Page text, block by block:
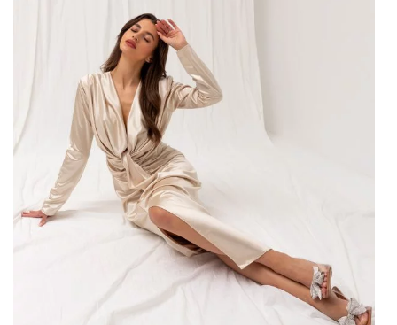
Sukienki swetrowe i dzianinowe są coraz chętniej noszone
przez kobiety. Wiadomo, że w zimne miesiące ich popularność
gwałtownie rośnie. Najbardziej pożądane są dopasowane do
ciała modele z długimi rękawami. Sukienka dzianinowa z
golfem wcale nie musi być z grubego materiału, aby dawała
optymalną ilość ciepła. To właśnie stylowy golf przy szyi oraz
długi rękaw skutecznie chronią przed chłodem, dając
przyjemne uczucie ciepła. Jeśli jesteś osobą o nienagannej
figurze, to możesz sobie pozwolić na sukienkę dzianinową o
fasonie …